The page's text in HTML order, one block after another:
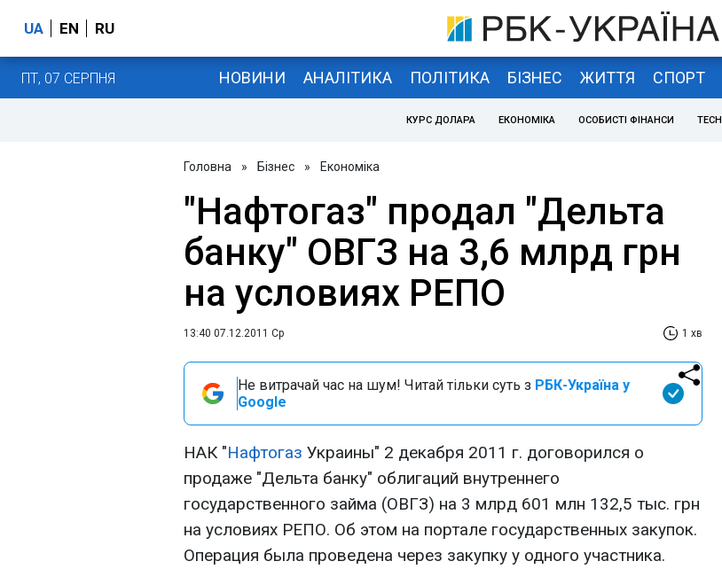
UA EN RU
ПТ, 07 СЕРПНЯ НОВИНИ АНАЛІТИКА ПОЛІТИКА БІЗНЕС ЖИТТЯ СПОРТ
КУРС ДОЛАРА ЕКОНОМІКА ОСОБИСТІ ФІНАНСИ TECH
Головна » Бізнес » Економіка
"Нафтогаз" продал "Дельта
банку" ОВГЗ на 3,6 млрд грн
на условиях РЕПО
13:40 07.12.2011 Ср 1 хв
Не витрачай час на шум! Читай тільки суть з РБК-Україна у
Google
НАК "Нафтогаз Украины" 2 декабря 2011 г. договорился о
продаже "Дельта банку" облигаций внутреннего
государственного займа (ОВГЗ) на 3 млрд 601 млн 132,5 тыс. грн
на условиях РЕПО. Об этом на портале государственных закупок.
Операция была проведена через закупку у одного участника.